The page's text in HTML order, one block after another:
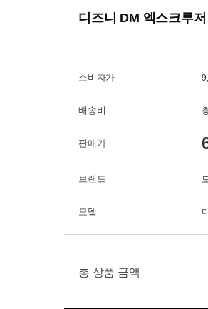
디즈니 DM 엑스크루
소비자가
배송비
판매가
브랜드
모델
총 상품 금액